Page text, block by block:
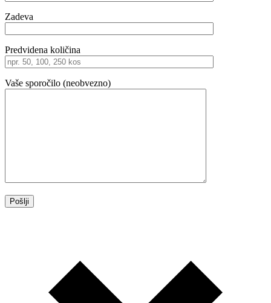
Zadeva
Predvidena količina
Vaše sporočilo (neobvezno)